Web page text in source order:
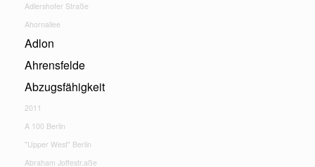
Adlershofer Straße
Ahornallee
Adlon
Ahrensfelde
Abzugsfähigkeit
2011
A 100 Berlin
"Upper West" Berlin
Abraham Joffestr.aße